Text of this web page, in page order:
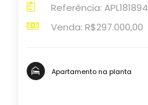
Referência: APL181894
Venda: R$297.000,00
Apartamento na planta